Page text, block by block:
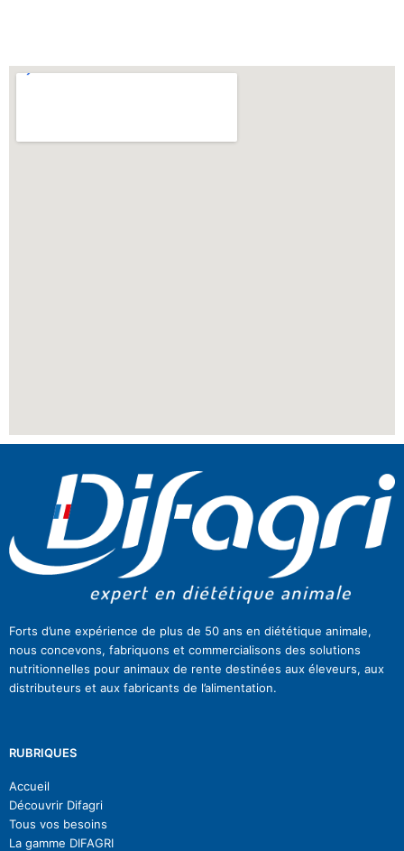
Forts d’une expérience de plus de 50 ans en diététique animale,
nous concevons, fabriquons et commercialisons des solutions
nutritionnelles pour animaux de rente destinées aux éleveurs, aux
distributeurs et aux fabricants de l’alimentation.
RUBRIQUES
Accueil
Découvrir Difagri
Tous vos besoins
La gamme DIFAGRI